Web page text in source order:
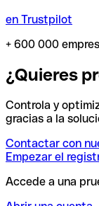
en Trustpilot
+ 600 000
¿Quieres
Controla y
gracias a la
Contactar con
Empezar el
Accede a una